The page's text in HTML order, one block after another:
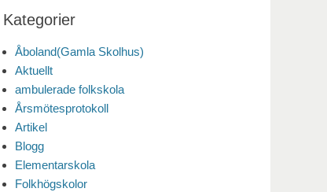
Kategorier
Åboland(Gamla Skolhus)
Aktuellt
ambulerade folkskola
Årsmötesprotokoll
Artikel
Blogg
Elementarskola
Folkhögskolor